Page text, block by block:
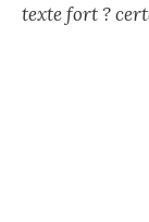
texte fort ?